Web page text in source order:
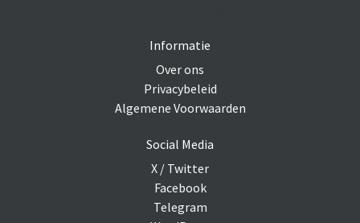
Informatie
Over ons
Privacybeleid
Algemene Voorwaarden
Social Media
X / Twitter
Facebook
Telegram